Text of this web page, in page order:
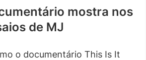
mostra nos
de MJ
o documentário This Is It